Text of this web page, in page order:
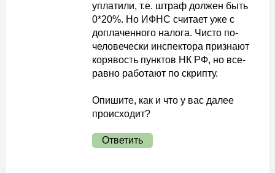
уплатили, т.е. штраф должен быть
0*20%. Но ИФНС считает уже с
доплаченного налога. Чисто по-
человечески инспектора признают
корявость пунктов НК РФ, но все-
равно работают по скрипту.
Опишите, как и что у вас далее
происходит?
Ответить